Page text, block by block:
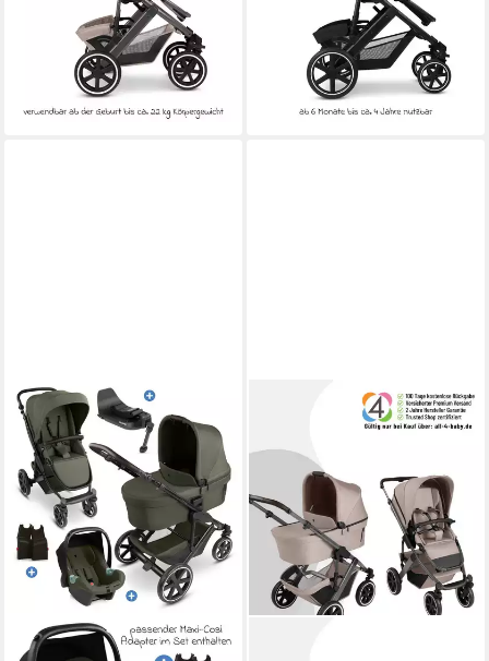
Sportsitz & Zubehör
899,00 € UVP954,86 €
mtl. in 48 Raten
lieferbar - in 2-3 Werktagen bei dir
Babyschale Calla & Sportsitz
799,90 €
mtl. in 48 Raten
lieferbar - in 2-3 Werktagen bei dir